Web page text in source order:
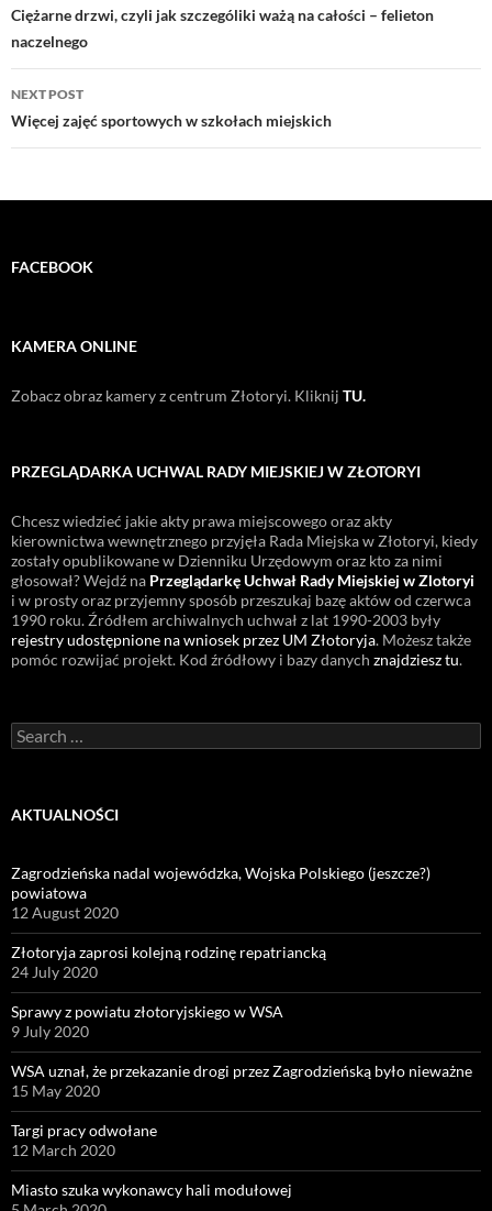
navigation
Ciężarne drzwi, czyli jak szczególiki ważą na całości – felieton
naczelnego
NEXT POST
Więcej zajęć sportowych w szkołach miejskich
FACEBOOK
KAMERA ONLINE
Zobacz obraz kamery z centrum Złotoryi. Kliknij TU.
PRZEGLĄDARKA UCHWAL RADY MIEJSKIEJ W ZŁOTORYI
Chcesz wiedzieć jakie akty prawa miejscowego oraz akty
kierownictwa wewnętrznego przyjęła Rada Miejska w Złotoryi, kiedy
zostały opublikowane w Dzienniku Urzędowym oraz kto za nimi
głosował? Wejdź na Przeglądarkę Uchwał Rady Miejskiej w Zlotoryi
i w prosty oraz przyjemny sposób przeszukaj bazę aktów od czerwca
1990 roku. Źródłem archiwalnych uchwał z lat 1990-2003 były
rejestry udostępnione na wniosek przez UM Złotoryja. Możesz także
pomóc rozwijać projekt. Kod źródłowy i bazy danych znajdziesz tu.
Search
for:
AKTUALNOŚCI
Zagrodzieńska nadal wojewódzka, Wojska Polskiego (jeszcze?)
powiatowa
12 August 2020
Złotoryja zaprosi kolejną rodzinę repatriancką
24 July 2020
Sprawy z powiatu złotoryjskiego w WSA
9 July 2020
WSA uznał, że przekazanie drogi przez Zagrodzieńską było nieważne
15 May 2020
Targi pracy odwołane
12 March 2020
Miasto szuka wykonawcy hali modułowej